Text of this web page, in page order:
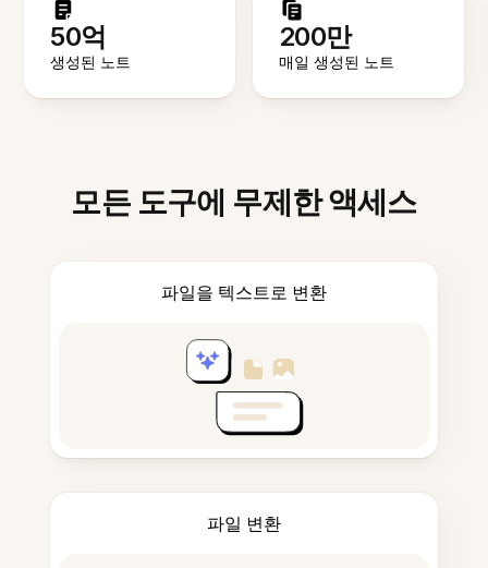
50억
생성된 노트
200만
매일 생성된 노트
모든 도구에 무제한 액세스
파일을 텍스트로 변환
파일 변환